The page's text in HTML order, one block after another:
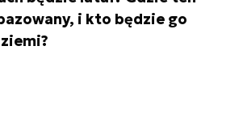
i kto będzie go